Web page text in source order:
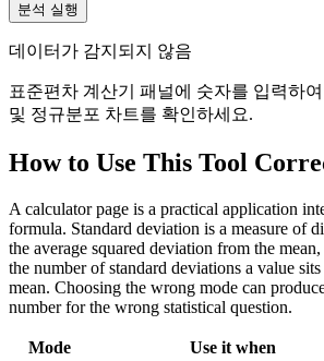
분석 실행
데이터가 감지되지 않음
표준편차 계산기 패널에 숫자를 입력하
및 정규분포 차트를 확인하세요.
How to Use This Tool
A calculator page is a practical application
formula. Standard deviation is a measure of
the average squared deviation from the
the number of standard deviations a value
mean. Choosing the wrong mode can
number for the wrong statistical question.
Mode Use it when